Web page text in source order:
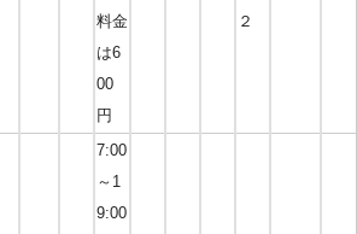
料金
は6
00
円
２
7:00
～1
9:00